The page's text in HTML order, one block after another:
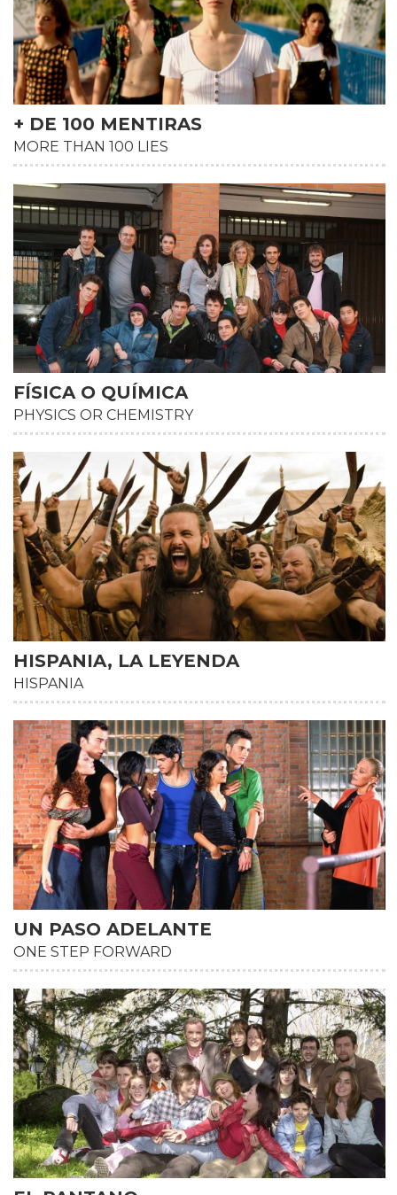
HD
+ DE 100 MENTIRAS
MORE THAN 100 LIES
FÍSICA O QUÍMICA
PHYSICS OR CHEMISTRY
HISPANIA, LA LEYENDA
HISPANIA
HD
UN PASO ADELANTE
ONE STEP FORWARD